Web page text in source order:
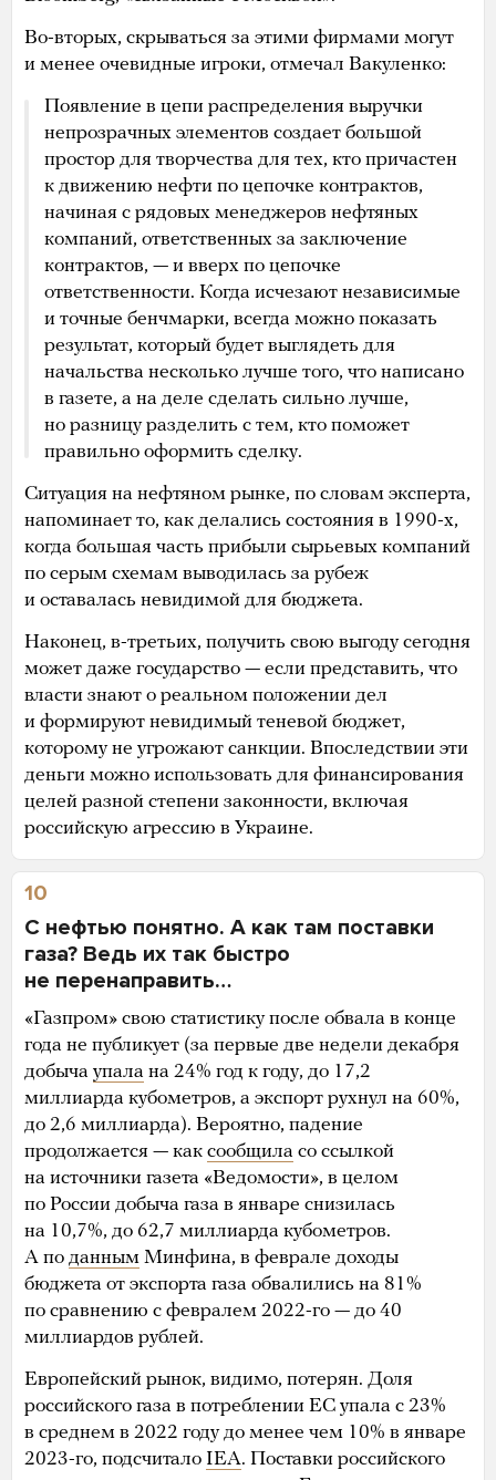
Во-вторых, скрываться за этими фирмами могут
и менее очевидные игроки, отмечал Вакуленко:
Появление в цепи распределения выручки
непрозрачных элементов создает большой
простор для творчества для тех, кто причастен
к движению нефти по цепочке контрактов,
начиная с рядовых менеджеров нефтяных
компаний, ответственных за заключение
контрактов, — и вверх по цепочке
ответственности. Когда исчезают независимые
и точные бенчмарки, всегда можно показать
результат, который будет выглядеть для
начальства несколько лучше того, что написано
в газете, а на деле сделать сильно лучше,
но разницу разделить с тем, кто поможет
правильно оформить сделку.
Ситуация на нефтяном рынке, по словам эксперта,
напоминает то, как делались состояния в 1990-х,
когда большая часть прибыли сырьевых компаний
по серым схемам выводилась за рубеж
и оставалась невидимой для бюджета.
Наконец, в-третьих, получить свою выгоду сегодня
может даже государство — если представить, что
власти знают о реальном положении дел
и формируют невидимый теневой бюджет,
которому не угрожают санкции. Впоследствии эти
деньги можно использовать для финансирования
целей разной степени законности, включая
российскую агрессию в Украине.
10
С нефтью понятно. А как там поставки
газа? Ведь их так быстро
не перенаправить…
«Газпром» свою статистику после обвала в конце
года не публикует (за первые две недели декабря
добыча упала на 24% год к году, до 17,2
миллиарда кубометров, а экспорт рухнул на 60%,
до 2,6 миллиарда). Вероятно, падение
продолжается — как сообщила со ссылкой
на источники газета «Ведомости», в целом
по России добыча газа в январе снизилась
на 10,7%, до 62,7 миллиарда кубометров.
А по данным Минфина, в феврале доходы
бюджета от экспорта газа обвалились на 81%
по сравнению с февралем 2022-го — до 40
миллиардов рублей.
Европейский рынок, видимо, потерян. Доля
российского газа в потреблении ЕС упала с 23%
в среднем в 2022 году до менее чем 10% в январе
2023-го, подсчитало IEA. Поставки российского